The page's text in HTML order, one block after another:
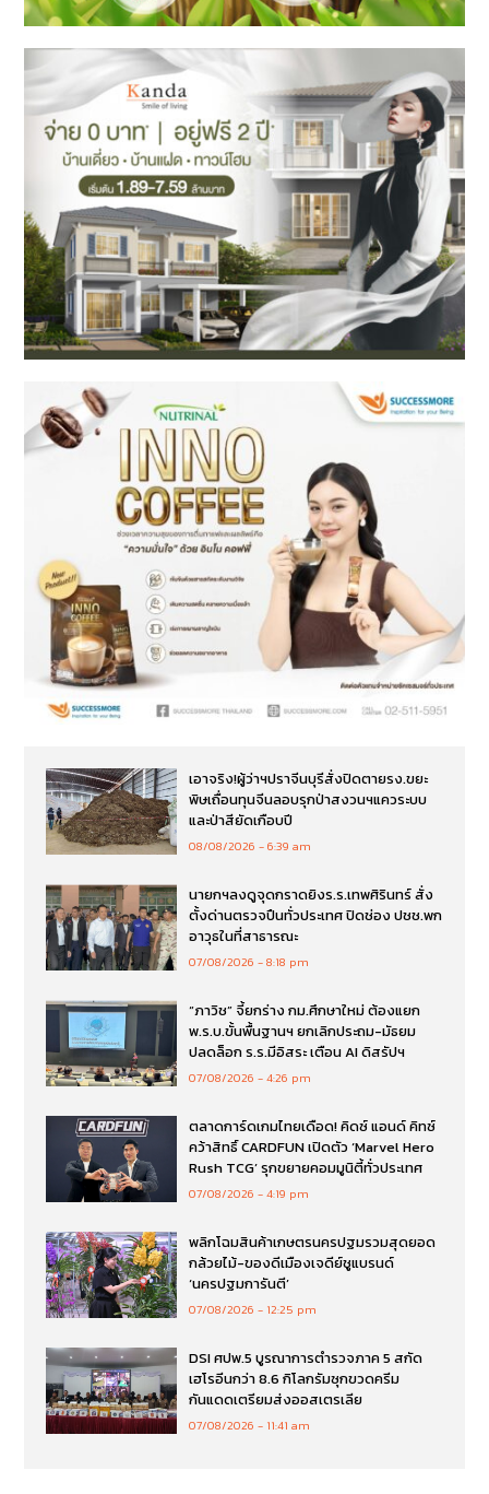
เอาจริง!ผู้ว่าฯปราจีนบุรีสั่งปิดตายรง.ขยะ
พิษเถื่อนทุนจีนลอบรุกป่าสงวนฯแควระบบ
และป่าสียัดเกือบปี
08/08/2026 6:39 am
นายกฯลงดูจุดกราดยิงร.ร.เทพศิรินทร์ สั่ง
ตั้งด่านตรวจปืนทั่วประเทศ ปิดช่อง ปชช.พก
อาวุธในที่สาธารณะ
07/08/2026 8:18 pm
“ภาวิช” จี้ยกร่าง กม.ศึกษาใหม่ ต้องแยก
พ.ร.บ.ขั้นพื้นฐานฯ ยกเลิกประถม-มัธยม
ปลดล็อก ร.ร.มีอิสระ เตือน AI ดิสรัปฯ
07/08/2026 4:26 pm
ตลาดการ์ดเกมไทยเดือด! คิดซ์ แอนด์ คิทซ์
คว้าสิทธิ์ CARDFUN เปิดตัว ‘Marvel Hero
Rush TCG’ รุกขยายคอมมูนิตี้ทั่วประเทศ
07/08/2026 4:19 pm
พลิกโฉมสินค้าเกษตรนครปฐมรวมสุดยอด
กล้วยไม้-ของดีเมืองเจดีย์ชูแบรนด์
‘นครปฐมการันตี’
07/08/2026 12:25 pm
DSI ศปพ.5 บูรณาการตำรวจภาค 5 สกัด
เฮโรอีนกว่า 8.6 กิโลกรัมซุกขวดครีม
กันแดดเตรียมส่งออสเตรเลีย
07/08/2026 11:41 am